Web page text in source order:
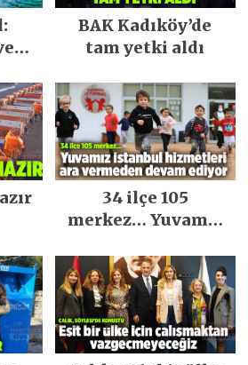
BAK Kadıköy’de
tam yetki aldı
34 ilçe 105
merkez… Yuvamız
ara vermeden
devam ediyor